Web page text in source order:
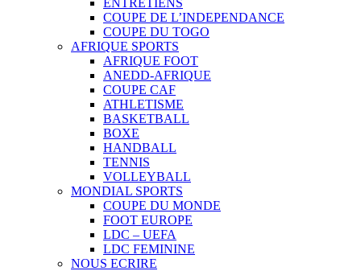
ENTRETIENS
COUPE DE L’INDEPENDANCE
COUPE DU TOGO
AFRIQUE SPORTS
AFRIQUE FOOT
ANEDD-AFRIQUE
COUPE CAF
ATHLETISME
BASKETBALL
BOXE
HANDBALL
TENNIS
VOLLEYBALL
MONDIAL SPORTS
COUPE DU MONDE
FOOT EUROPE
LDC – UEFA
LDC FEMININE
NOUS ECRIRE